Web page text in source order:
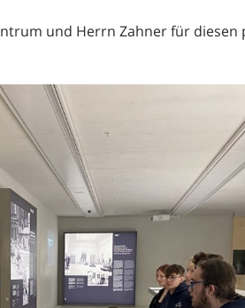
und Herrn Zahner für diesen